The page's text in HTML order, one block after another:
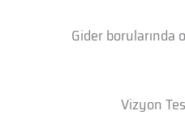
Gider borularında
Vizyon